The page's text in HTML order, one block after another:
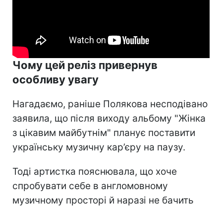
Чому цей реліз привернув
особливу увагу
Нагадаємо, раніше Полякова несподівано
заявила, що після виходу альбому "Жінка
з цікавим майбутнім" планує поставити
українську музичну кар’єру на паузу.
Тоді артистка пояснювала, що хоче
спробувати себе в англомовному
музичному просторі й наразі не бачить